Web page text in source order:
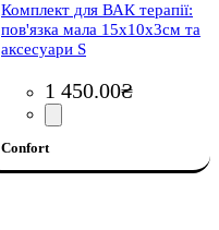
Комплект для ВАК терапії:
пов'язка мала 15х10х3см та
аксесуари S
1 450.00₴
Confort